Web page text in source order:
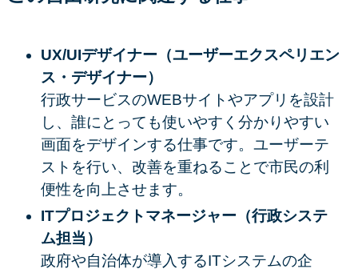
UX/UIデザイナー（ユーザーエクスペリエン
ス・デザイナー）
行政サービスのWEBサイトやアプリを設計
し、誰にとっても使いやすく分かりやすい
画面をデザインする仕事です。ユーザーテ
ストを行い、改善を重ねることで市民の利
便性を向上させます。
ITプロジェクトマネージャー（行政システ
ム担当）
政府や自治体が導入するITシステムの企